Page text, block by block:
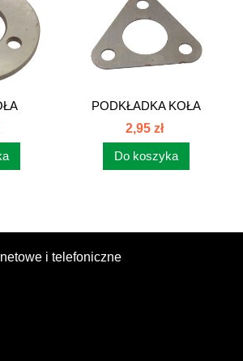
385...
PODKŁADKA KOŁA
POŚREDNIEGO...
2,95 zł
Do koszyka
i telefoniczne